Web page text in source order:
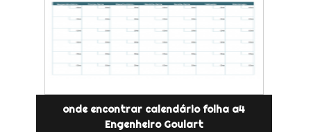
onde encontrar calendário folha a4
Engenheiro Goulart